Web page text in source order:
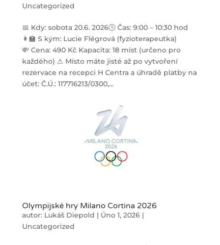
Uncategorized
📅 Kdy: sobota 20.6. 2026🕓 Čas: 9:00 – 10:30 hod
👩‍🏫 S kým: Lucie Flégrová (fyzioterapeutka)
💸 Cena: 490 Kč Kapacita: 18 míst (určeno pro
každého) ⚠ Místo máte jisté až po vytvoření
rezervace na recepci H Centra a úhradě platby na
účet: Č.Ú.: 117716213/0300,...
Olympijské hry Milano Cortina 2026
autor: Lukáš Diepold | Úno 1, 2026|
Uncategorized